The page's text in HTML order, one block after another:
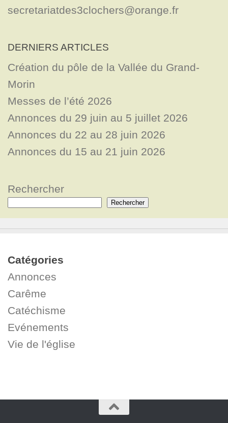
secretariatdes3clochers@orange.fr
DERNIERS ARTICLES
Création du pôle de la Vallée du Grand-
Morin
Messes de l’été 2026
Annonces du 29 juin au 5 juillet 2026
Annonces du 22 au 28 juin 2026
Annonces du 15 au 21 juin 2026
Rechercher
Rechercher
Catégories
Annonces
Carême
Catéchisme
Evénements
Vie de l'église